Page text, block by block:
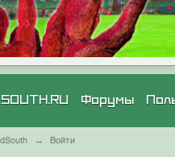
Форумы
→ Войти